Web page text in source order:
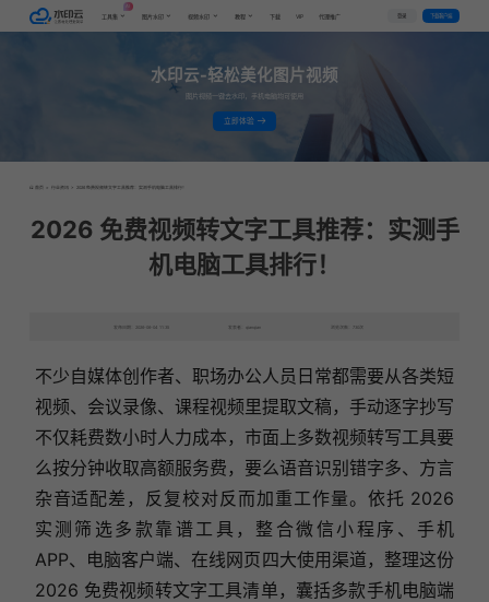
工具集
AI
图片水印 视频水印 教程 下载 VIP 代理推广 登录 下载客户端
水印云-轻松美化图片视频
图片视频一键去水印，手机电脑均可使用
立即体验
首页 > 行业资讯 > 2026 免费视频转文字工具推荐：实测手机电脑工具排行！
2026 免费视频转文字工具推荐：实测手
机电脑工具排行！
发布日期：2026-06-04 11:35 发表者：qianqian 浏览次数：730次
不少自媒体创作者、职场办公人员日常都需要从各类短
视频、会议录像、课程视频里提取文稿，手动逐字抄写
不仅耗费数小时人力成本，市面上多数视频转写工具要
么按分钟收取高额服务费，要么语音识别错字多、方言
杂音适配差，反复校对反而加重工作量。依托 2026
实测筛选多款靠谱工具，整合微信小程序、手机
APP、电脑客户端、在线网页四大使用渠道，整理这份
2026 免费视频转文字工具清单，囊括多款手机电脑端